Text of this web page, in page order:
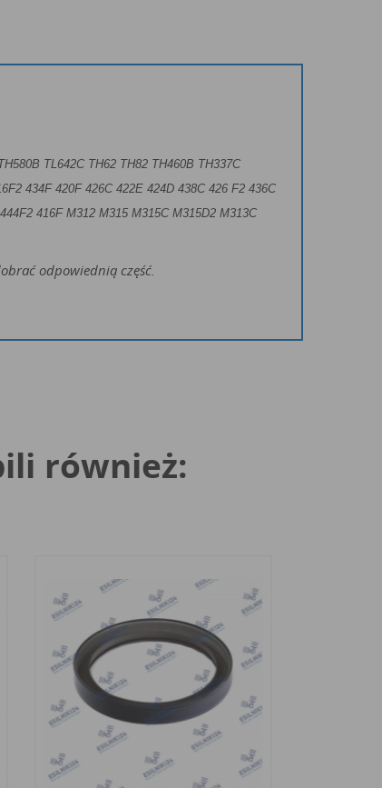
TL642C TH62 TH82 TH460B TH337C
434F 420F 426C 422E 424D 438C 426 F2 436C
416F M312 M315 M315C M315D2 M313C
odpowiednią część.
również: